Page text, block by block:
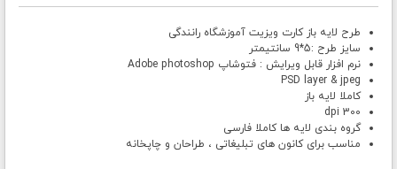
طرح لایه باز کارت ویزیت آموزشگاه رانندگی
سایز طرح :5*9 سانتیمتر
نرم افزار قابل ویرایش : فتوشاپ Adobe photoshop
PSD layer & jpeg
کاملا لایه باز
300 dpi
گروه بندی لایه ها کاملا فارسی
مناسب برای کانون های تبلیغاتی ، طراحان و چاپخانه